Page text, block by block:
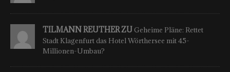
TILMANN REUTHER ZUGeheime Pläne: Rettet
Stadt Klagenfurt das Hotel Wörthersee mit 45-
Millionen-Umbau?